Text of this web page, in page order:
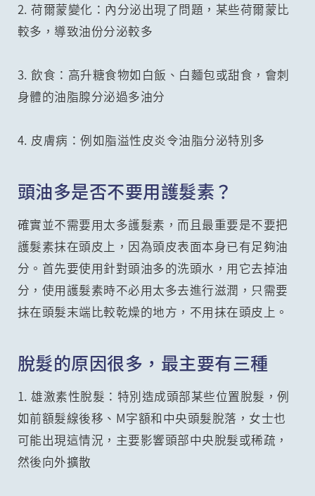
2. 荷爾蒙變化：內分泌出現了問題，某些荷爾蒙比
較多，導致油份分泌較多
3. 飲食：高升糖食物如白飯、白麵包或甜食，會刺
身體的油脂腺分泌過多油分
4. 皮膚病：例如脂溢性皮炎令油脂分泌特別多
頭油多是否不要用護髮素？
確實並不需要用太多護髮素，而且最重要是不要把
護髮素抹在頭皮上，因為頭皮表面本身已有足夠油
分。首先要使用針對頭油多的洗頭水，用它去掉油
分，使用護髮素時不必用太多去進行滋潤，只需要
抹在頭髮末端比較乾燥的地方，不用抹在頭皮上。
脫髮的原因很多，最主要有三種
1. 雄激素性脫髮：特別造成頭部某些位置脫髮，例
如前額髮線後移、M字額和中央頭髮脫落，女士也
可能出現這情況，主要影響頭部中央脫髮或稀疏，
然後向外擴散